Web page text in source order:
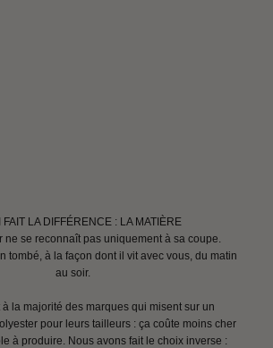
FAIT LA DIFFÉRENCE : LA MATIÈRE
ne se reconnaît pas uniquement à sa coupe.
tombé, à la façon dont il vit avec vous, du matin
au soir.
la majorité des marques qui misent sur un
pour leurs tailleurs : ça coûte moins cher
à produire. Nous avons fait le choix inverse :